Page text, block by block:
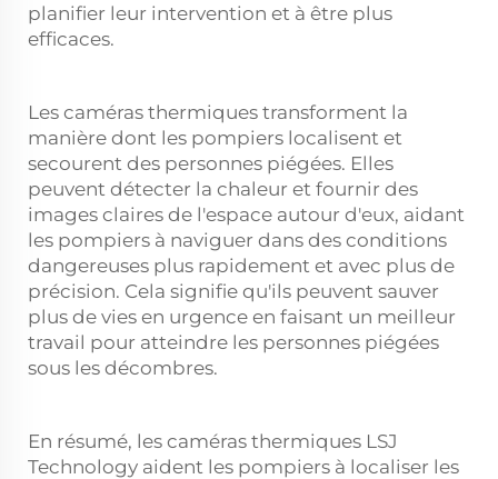
planifier leur intervention et à être plus
efficaces.
Les caméras thermiques transforment la
manière dont les pompiers localisent et
secourent des personnes piégées. Elles
peuvent détecter la chaleur et fournir des
images claires de l'espace autour d'eux, aidant
les pompiers à naviguer dans des conditions
dangereuses plus rapidement et avec plus de
précision. Cela signifie qu'ils peuvent sauver
plus de vies en urgence en faisant un meilleur
travail pour atteindre les personnes piégées
sous les décombres.
En résumé, les caméras thermiques LSJ
Technology aident les pompiers à localiser les